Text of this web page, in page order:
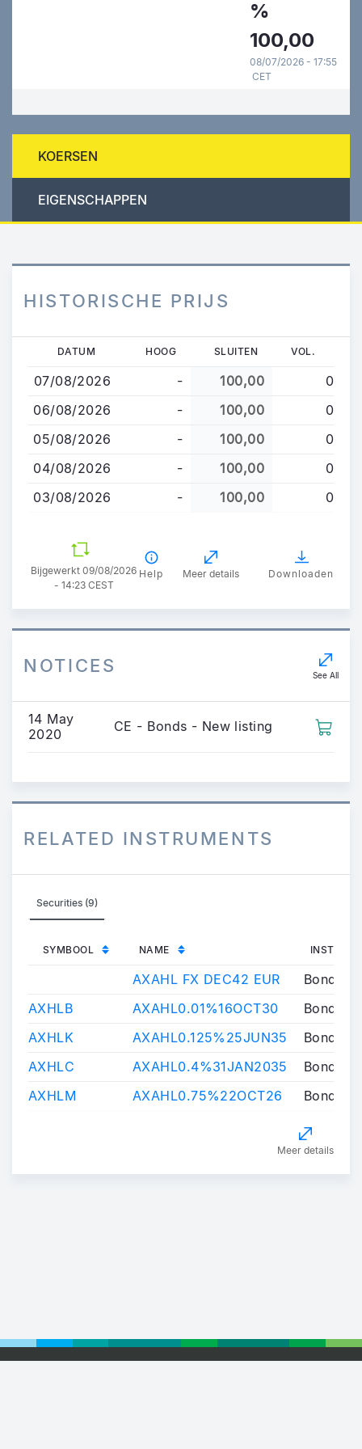
%
100,00
08/07/2026 - 17:55
CET
KOERSEN
EIGENSCHAPPEN
HISTORISCHE PRIJS
Overslaan
naar
de
gaan
DATUM HOOG SLUITEN VOL.
07/08/2026 - 100,00
0
06/08/2026
- 100,00
0
05/08/2026
- 100,00
0
04/08/2026
- 100,00
0
03/08/2026
- 100,00 0
Bijgewerkt 09/08/2026
- 14:23 CEST
Help Meer details Downloaden
NOTICES See All
14 May
2020
CE - Bonds - New listing
RELATED INSTRUMENTS
Securities (9)
SYMBOOL NAME
AXAHL FX DEC42 EUR
Bond
AXHLB
AXAHL0.01%16OCT30
Bond
AXHLK
AXAHL0.125%25JUN35
Bond
AXHLC
AXAHL0.4%31JAN2035
Bond
AXHLM
AXAHL0.75%22OCT26 Bond
Meer details